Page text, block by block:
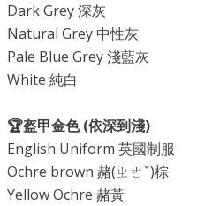
Dark Grey 深灰
Natural Grey 中性灰
Pale Blue Grey 淺藍灰
White 純白
🏆盔甲金色 (依深到淺)
English Uniform 英國制服
Ochre brown 赭(ㄓㄜˇ)棕
Yellow Ochre 赭黃